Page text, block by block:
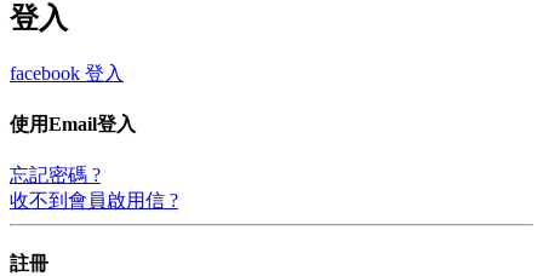
登入
facebook 登入
使用Email登入
忘記密碼 ?
收不到會員啟用信 ?
註冊